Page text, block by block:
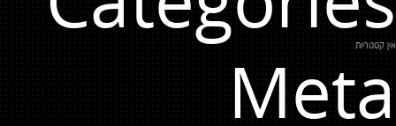
אין קטגוריות
Meta